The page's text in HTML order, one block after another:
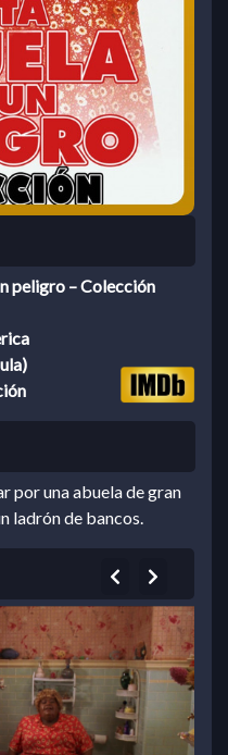
peligro – Colección
por una abuela de gran
ladrón de bancos.
Previous